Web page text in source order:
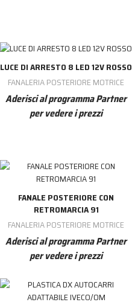
LUCE DI ARRESTO 8 LED 12V ROSSO
FANALERIA POSTERIORE MOTRICE
Aderisci al programma Partner
per vedere i prezzi
FANALE POSTERIORE CON
RETROMARCIA 91
FANALERIA POSTERIORE MOTRICE
Aderisci al programma Partner
per vedere i prezzi